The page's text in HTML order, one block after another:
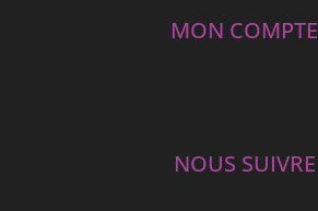
MON COMPTE
NOUS SUIVRE